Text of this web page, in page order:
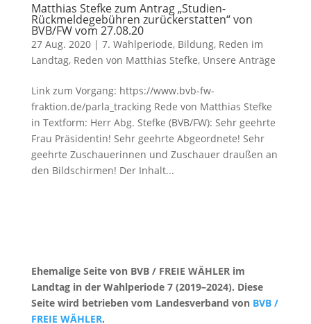
Matthias Stefke zum Antrag „Studien-
Rückmeldegebühren zurückerstatten“ von
BVB/FW vom 27.08.20
27 Aug. 2020| 7. Wahlperiode, Bildung, Reden im
Landtag, Reden von Matthias Stefke, Unsere Anträge
Link zum Vorgang: https://www.bvb-fw-
fraktion.de/parla_tracking Rede von Matthias Stefke
in Textform: Herr Abg. Stefke (BVB/FW): Sehr geehrte
Frau Präsidentin! Sehr geehrte Abgeordnete! Sehr
geehrte Zuschauerinnen und Zuschauer draußen an
den Bildschirmen! Der Inhalt...
Ehemalige Seite von BVB / FREIE WÄHLER im
Landtag in der Wahlperiode 7 (2019–2024). Diese
Seite wird betrieben vom Landesverband von BVB /
FREIE WÄHLER.